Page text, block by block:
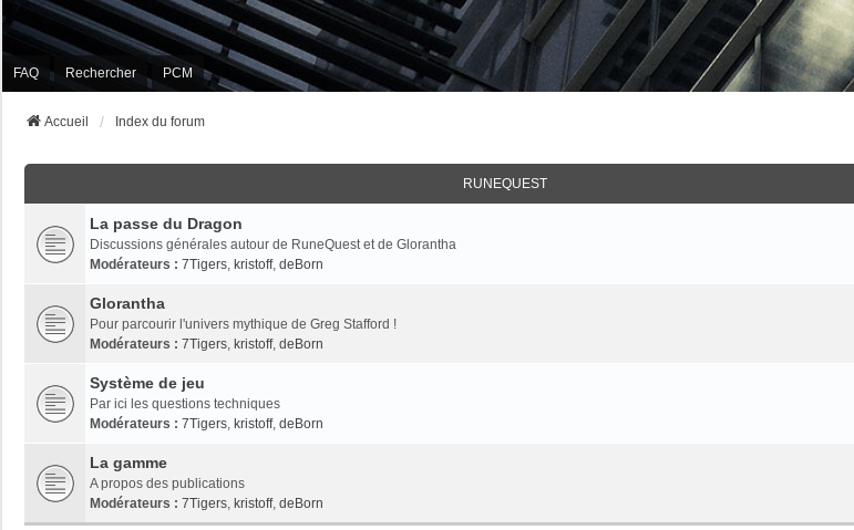
FAQ Rechercher PCM
Accueil Index du forum
RUNEQUEST
La passe du Dragon
Discussions générales autour de RuneQuest et de Glorantha
Modérateurs : 7Tigers, kristoff, deBorn
Glorantha
Pour parcourir l'univers mythique de Greg Stafford !
Modérateurs : 7Tigers, kristoff, deBorn
Système de jeu
Par ici les questions techniques
Modérateurs : 7Tigers, kristoff, deBorn
La gamme
A propos des publications
Modérateurs : 7Tigers, kristoff, deBorn